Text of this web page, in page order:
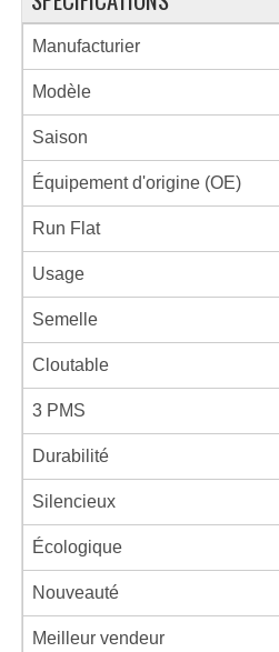
Manufacturier
Modèle
Saison
Équipement d'origine (OE)
Run Flat
Usage
Semelle
Cloutable
3 PMS
Durabilité
Silencieux
Écologique
Nouveauté
Meilleur vendeur